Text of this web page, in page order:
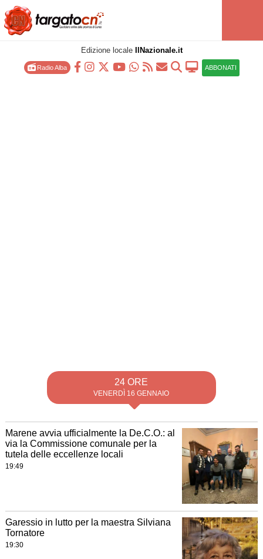
Edizione locale IlNazionale.it
Radio Alba ABBONATI
24 ORE
VENERDÌ 16 GENNAIO
Marene avvia ufficialmente la De.C.O.: al
via la Commissione comunale per la
tutela delle eccellenze locali
19:49
Garessio in lutto per la maestra Silviana
Tornatore
19:30